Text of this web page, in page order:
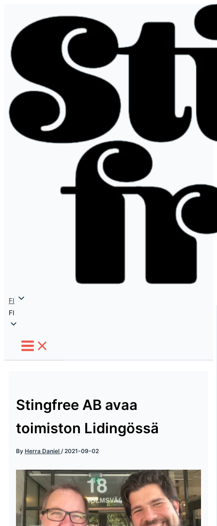
sisältöön
FI
FI
Stingfree AB avaa
toimiston Lidingössä
By Herra Daniel /2021-09-02